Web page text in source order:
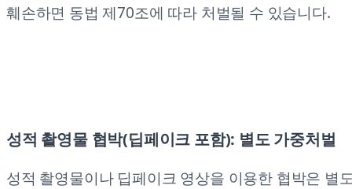
훼손하면 동법 제70조에 따라 처벌될 수 있습니다.
성적 촬영물 협박(딥페이크 포함): 별도 가중처벌
성적 촬영물이나 딥페이크 영상을 이용한 협박은 별